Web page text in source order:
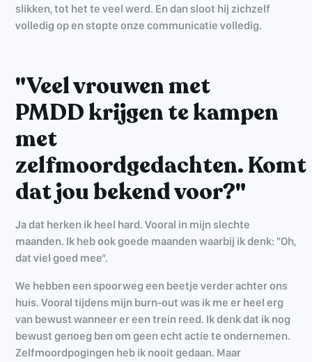
slikken, tot het te veel werd. En dan sloot hij zichzelf
volledig op en stopte onze communicatie volledig.
"Veel vrouwen met
PMDD krijgen te kampen
met
zelfmoordgedachten. Komt
dat jou bekend voor?"
Ja dat herken ik heel hard. Vooral in mijn slechte
maanden. Ik heb ook goede maanden waarbij ik denk: "Oh,
dat viel goed mee".
We hebben een spoorweg een beetje verder achter ons
huis. Vooral tijdens mijn burn-out was ik me er heel erg
van bewust wanneer er een trein reed. Ik denk dat ik nog
bewust genoeg ben om geen echt actie te ondernemen.
Zelfmoordpogingen heb ik nooit gedaan. Maar